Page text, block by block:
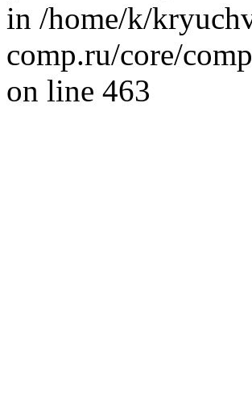
in /home/k/
comp.ru/core/
on line 463